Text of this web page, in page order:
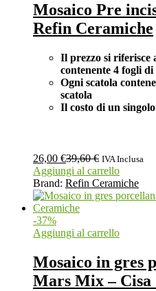
Mosaico Pre
Refin Ceramiche
Il prezzo si riferisce
contenente 4 fogli di
Ogni scatola
scatola
Il costo di un
26,00 €39,60€ IVA Inclusa
Aggiungi al carrello
Brand: Refin Ceramiche
-37%
Aggiungi al carrello
Mosaico in gres
Mars Mix – Cisa